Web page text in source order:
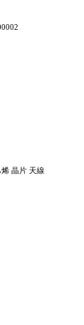
晶片 天線